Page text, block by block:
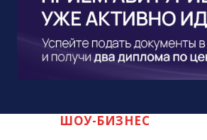
ШОУ-БИЗНЕС